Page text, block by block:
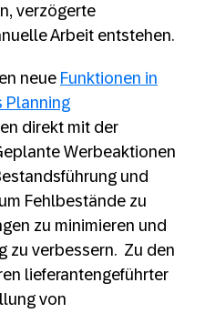
verzögerte
Arbeit entstehen.
neue Funktionen in
Planning
direkt mit der
Werbeaktionen
und
Fehlbestände zu
zu minimieren und
zu verbessern. Zu den
lieferantengeführter
von